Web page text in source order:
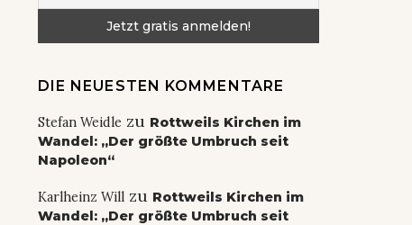
DIE NEUESTEN KOMMENTARE
Stefan Weidle zu Rottweils Kirchen im
Wandel: „Der größte Umbruch seit
Napoleon“
Karlheinz Willzu Rottweils Kirchen im
Wandel: „Der größte Umbruch seit